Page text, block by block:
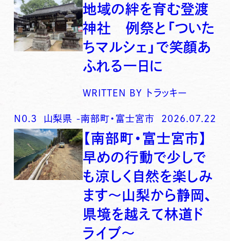
地域の絆を育む登渡
神社 例祭と「ついた
ちマルシェ」で笑顔あ
ふれる一日に
WRITTEN BY トラッキー
N0. 3 山梨県 -南部町・富士宮市 2026.07.22
【南部町・富士宮市】
早めの行動で少しで
も涼しく自然を楽しみ
ます〜山梨から静岡、
県境を越えて林道ド
ライブ〜